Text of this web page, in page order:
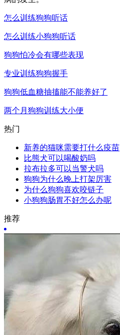
怎么训练狗狗听话
怎么训练小狗狗听话
狗狗怕冷会有哪些表现
专业训练狗狗握手
狗狗低血糖抽搐能不能养好了
两个月狗狗训练大小便
热门
新养的猫咪需要打什么疫苗
比熊犬可以喝酸奶吗
拉布拉多可以当警犬吗
狗狗为什么晚上打架厉害
为什么狗狗喜欢咬链子
小狗狗肠胃不好怎么办呢
推荐